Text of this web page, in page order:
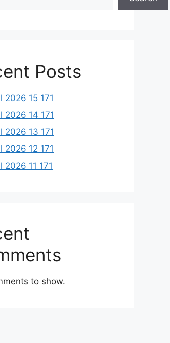
Posts
2026 15 171
2026 14 171
2026 13 171
2026 12 171
2026 11 171
to show.